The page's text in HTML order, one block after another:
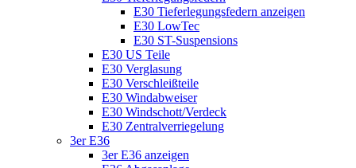
E30 Tieferlegungsfedern anzeigen
E30 LowTec
E30 ST-Suspensions
E30 US Teile
E30 Verglasung
E30 Verschleißteile
E30 Windabweiser
E30 Windschott/Verdeck
E30 Zentralverriegelung
3er E36
3er E36 anzeigen